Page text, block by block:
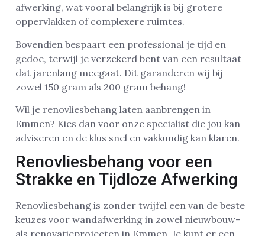
afwerking, wat vooral belangrijk is bij grotere
oppervlakken of complexere ruimtes.
Bovendien bespaart een professional je tijd en
gedoe, terwijl je verzekerd bent van een resultaat
dat jarenlang meegaat. Dit garanderen wij bij
zowel 150 gram als 200 gram behang!
Wil je renovliesbehang laten aanbrengen in
Emmen? Kies dan voor onze specialist die jou kan
adviseren en de klus snel en vakkundig kan klaren.
Renovliesbehang voor een
Strakke en Tijdloze Afwerking
Renovliesbehang is zonder twijfel een van de beste
keuzes voor wandafwerking in zowel nieuwbouw-